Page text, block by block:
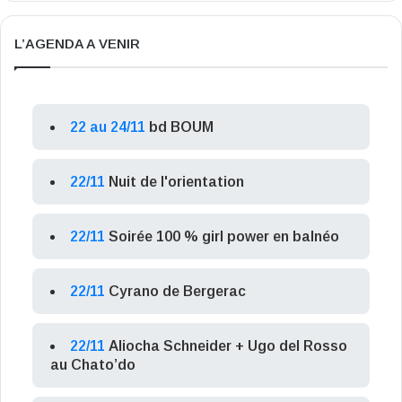
L’AGENDA A VENIR
22 au 24/11 bd BOUM
22/11 Nuit de l'orientation
22/11 Soirée 100 % girl power en balnéo
22/11 Cyrano de Bergerac
22/11 Aliocha Schneider + Ugo del Rosso
au Chato’do